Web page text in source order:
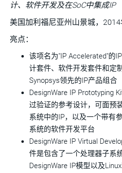
计、软件开发及在SoC中集成IP
美国加利福尼亚州山景城，2014
亮点：
该项名为"IP Accelerated"的
计套件、软件开发套件和定
Synopsys领先的IP产品组合
DesignWare IP Prototyping
过验证的参考设计，可面预
系统中的IP，以及一个带有
系统的软件开发平台
DesignWare IP Virtual
件是包含了一个处理器子系
DesignWare IP模型以及